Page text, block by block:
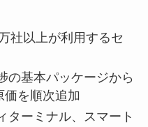
社以上が利用するセ
の基本パッケージから
価を順次追加
ターミナル、スマート